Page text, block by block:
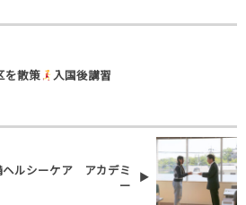
を散策 入国後講習
ヘルシーケア アカデミ
ー